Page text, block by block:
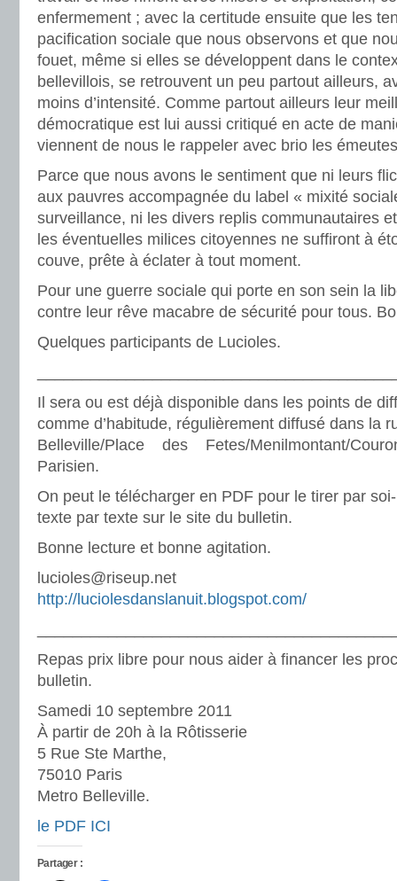
enfermement ; avec la certitude ensuite que les
pacification sociale que nous observons et que
fouet, même si elles se développent dans le
bellevillois, se retrouvent un peu partout ailleurs,
moins d’intensité. Comme partout ailleurs leur
démocratique est lui aussi critiqué en acte de
viennent de nous le rappeler avec brio les
Parce que nous avons le sentiment que ni leurs
aux pauvres accompagnée du label « mixité
surveillance, ni les divers replis communautaires
les éventuelles milices citoyennes ne suffiront à
couve, prête à éclater à tout moment.
Pour une guerre sociale qui porte en son sein la
contre leur rêve macabre de sécurité pour tous.
Quelques participants de Lucioles.
Il sera ou est déjà disponible dans les points de
comme d’habitude, régulièrement diffusé dans la
Belleville/Place des Fetes/Menilmontant/
Parisien.
On peut le télécharger en PDF pour le tirer par
texte par texte sur le site du bulletin.
Bonne lecture et bonne agitation.
lucioles@riseup.net
http://luciolesdanslanuit.blogspot.com/
Repas prix libre pour nous aider à financer les
bulletin.
Samedi 10 septembre 2011
À partir de 20h à la Rôtisserie
5 Rue Ste Marthe,
75010 Paris
Metro Belleville.
le PDF ICI
Partager :